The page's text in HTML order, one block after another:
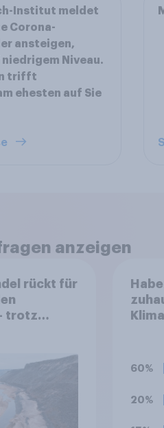
Institut meldet
Corona-
ansteigen,
Niveau.
trifft
ehesten auf Sie
anzeigen
rückt für
trotz
60%
20%